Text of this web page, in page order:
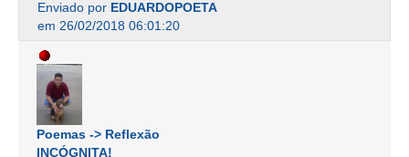
Enviado por EDUARDOPOETA
em 26/02/2018 06:01:20
Poemas -> Reflexão
INCÓGNITA!